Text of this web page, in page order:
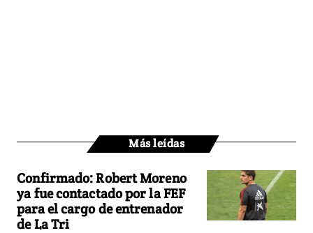
Más leídas
Confirmado: Robert Moreno
ya fue contactado por la FEF
para el cargo de entrenador
de La Tri